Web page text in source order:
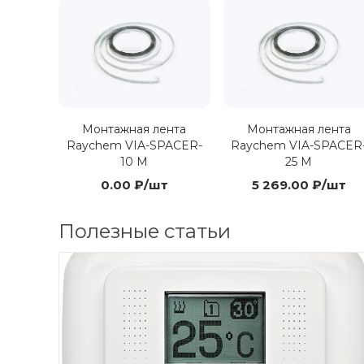
Монтажная лента
Raychem VIA-SPACER-
10 M
0.00 ₽/шт
Монтажная лента
Raychem VIA-
25 M
5 269.00 ₽/шт
Полезные статьи